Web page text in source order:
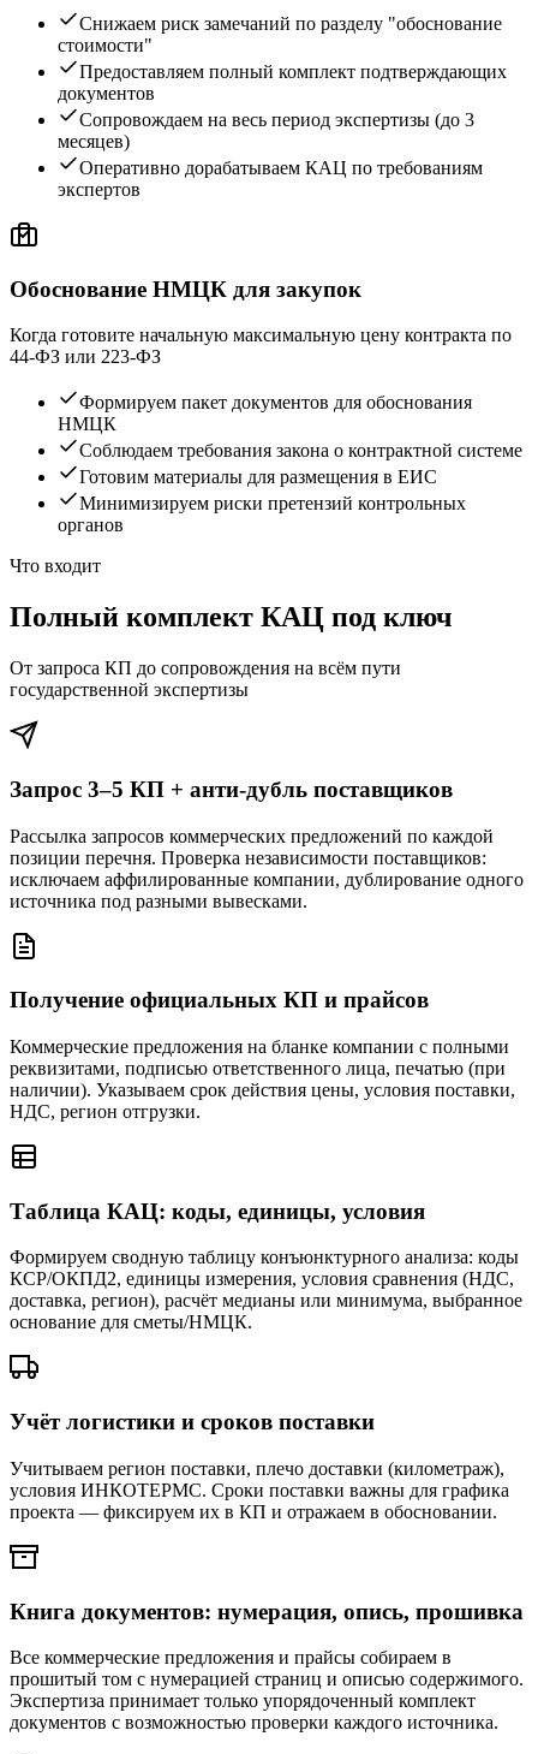
Снижаем риск замечаний по разделу "обоснование
стоимости"
Предоставляем полный комплект подтверждающих
документов
Сопровождаем на весь период экспертизы (до 3
месяцев)
Оперативно дорабатываем КАЦ по требованиям
экспертов
Обоснование НМЦК для закупок
Когда готовите начальную максимальную цену контракта по
44-ФЗ или 223-ФЗ
Формируем пакет документов для обоснования
НМЦК
Соблюдаем требования закона о контрактной системе
Готовим материалы для размещения в ЕИС
Минимизируем риски претензий контрольных
органов
Что входит
Полный комплект КАЦ под ключ
От запроса КП до сопровождения на всём пути
государственной экспертизы
Запрос 3–5 КП + анти-дубль поставщиков
Рассылка запросов коммерческих предложений по каждой
позиции перечня. Проверка независимости поставщиков:
исключаем аффилированные компании, дублирование одного
источника под разными вывесками.
Получение официальных КП и прайсов
Коммерческие предложения на бланке компании с полными
реквизитами, подписью ответственного лица, печатью (при
наличии). Указываем срок действия цены, условия поставки,
НДС, регион отгрузки.
Таблица КАЦ: коды, единицы, условия
Формируем сводную таблицу конъюнктурного анализа: коды
КСР/ОКПД2, единицы измерения, условия сравнения (НДС,
доставка, регион), расчёт медианы или минимума, выбранное
основание для сметы/НМЦК.
Учёт логистики и сроков поставки
Учитываем регион поставки, плечо доставки (километраж),
условия ИНКОТЕРМС. Сроки поставки важны для графика
проекта — фиксируем их в КП и отражаем в обосновании.
Книга документов: нумерация, опись, прошивка
Все коммерческие предложения и прайсы собираем в
прошитый том с нумерацией страниц и описью содержимого.
Экспертиза принимает только упорядоченный комплект
документов с возможностью проверки каждого источника.